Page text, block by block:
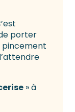
porter
pincement
» à